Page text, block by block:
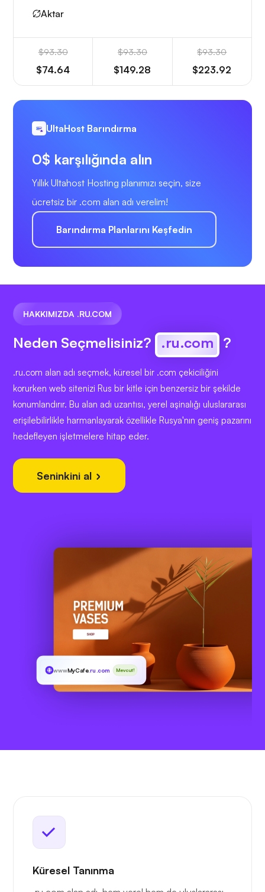
Aktar
$93.30
$74.64
$93.30
$149.28
$93.30
$223.92
UltaHost Barındırma
0$ karşılığında alın
Yıllık Ultahost Hosting planımızı seçin, size
ücretsiz bir .com alan adı verelim!
Barındırma Planlarını Keşfedin
HAKKIMIZDA .RU.COM
Neden Seçmelisiniz? .ru.com ?
.ru.com alan adı seçmek, küresel bir .com çekiciliğini
korurken web sitenizi Rus bir kitle için benzersiz bir şekilde
konumlandırır. Bu alan adı uzantısı, yerel aşinalığı uluslararası
erişilebilirlikle harmanlayarak özellikle Rusya'nın geniş pazarını
hedefleyen işletmelere hitap eder.
Seninkini al
wwwMyCafe.ru.com Mevcut!
Küresel Tanınma